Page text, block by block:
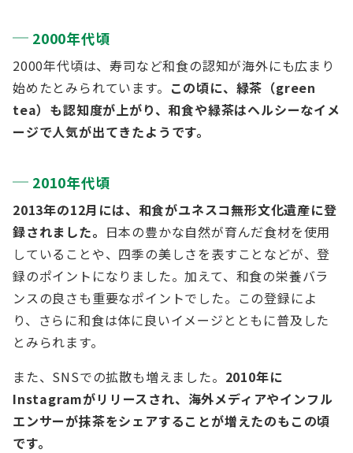
2000年代頃
2000年代頃は、寿司など和食の認知が海外にも広まり
始めたとみられています。 この頃に、緑茶（green
tea）も認知度が上がり、和食や緑茶はヘルシーなイメ
ージで人気が出てきたようです。
2010年代頃
2013年の12月には、和食がユネスコ無形文化遺産に登
録されました。 日本の豊かな自然が育んだ食材を使用
していることや、四季の美しさを表すことなどが、登
録のポイントになりました。加えて、和食の栄養バラ
ンスの良さも重要なポイントでした。この登録によ
り、さらに和食は体に良いイメージとともに普及した
とみられます。
また、SNSでの拡散も増えました。 2010年に
Instagramがリリースされ、海外メディアやインフル
エンサーが抹茶をシェアすることが増えたのもこの頃
です。